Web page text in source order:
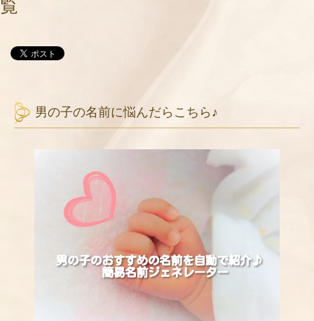
覧
男の子の名前に悩んだらこちら♪